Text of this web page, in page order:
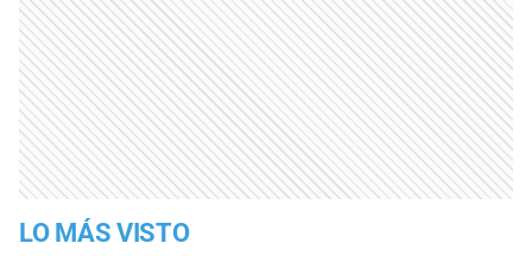
LO MÁS VISTO